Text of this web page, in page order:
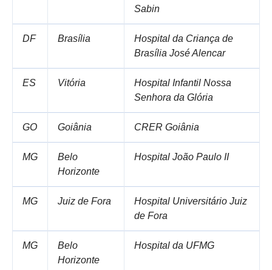
Sabin
DF Brasília
Hospital da Criança de
Brasília José Alencar
ES Vitória
Hospital Infantil Nossa
Senhora da Glória
GO Goiânia CRER Goiânia
MG
Belo
Horizonte
Hospital João Paulo II
MG Juiz de Fora
Hospital Universitário Juiz
de Fora
MG
Belo
Horizonte
Hospital da UFMG